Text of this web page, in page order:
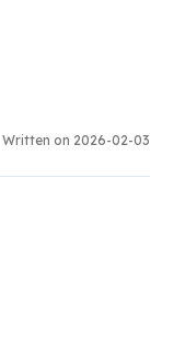
Written on 2026-02-03